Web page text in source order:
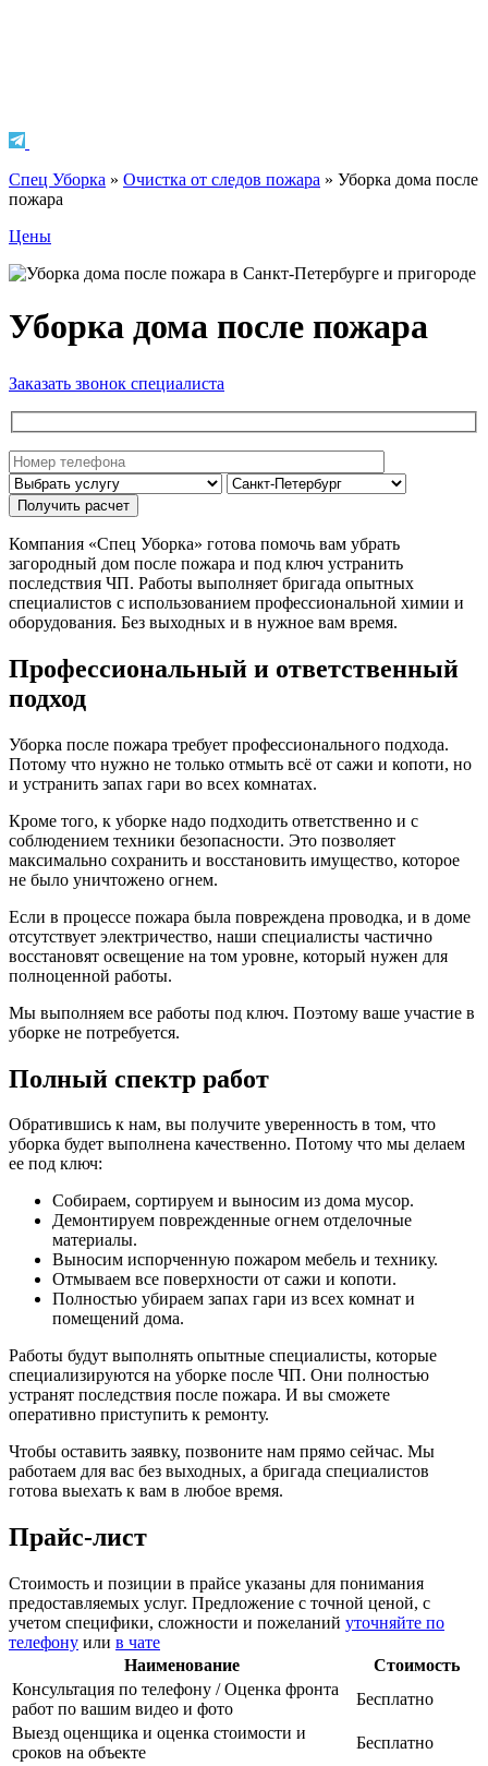
Спец Уборка » Очистка от следов пожара » Уборка дома после
пожара
Цены
Уборка дома после пожара
Заказать звонок специалиста
Компания «Спец Уборка» готова помочь вам убрать
загородный дом после пожара и под ключ устранить
последствия ЧП. Работы выполняет бригада опытных
специалистов с использованием профессиональной химии и
оборудования. Без выходных и в нужное вам время.
Профессиональный и ответственный
подход
Уборка после пожара требует профессионального подхода.
Потому что нужно не только отмыть всё от сажи и копоти, но
и устранить запах гари во всех комнатах.
Кроме того, к уборке надо подходить ответственно и с
соблюдением техники безопасности. Это позволяет
максимально сохранить и восстановить имущество, которое
не было уничтожено огнем.
Если в процессе пожара была повреждена проводка, и в доме
отсутствует электричество, наши специалисты частично
восстановят освещение на том уровне, который нужен для
полноценной работы.
Мы выполняем все работы под ключ. Поэтому ваше участие в
уборке не потребуется.
Полный спектр работ
Обратившись к нам, вы получите уверенность в том, что
уборка будет выполнена качественно. Потому что мы делаем
ее под ключ:
Собираем, сортируем и выносим из дома мусор.
Демонтируем поврежденные огнем отделочные
материалы.
Выносим испорченную пожаром мебель и технику.
Отмываем все поверхности от сажи и копоти.
Полностью убираем запах гари из всех комнат и
помещений дома.
Работы будут выполнять опытные специалисты, которые
специализируются на уборке после ЧП. Они полностью
устранят последствия после пожара. И вы сможете
оперативно приступить к ремонту.
Чтобы оставить заявку, позвоните нам прямо сейчас. Мы
работаем для вас без выходных, а бригада специалистов
готова выехать к вам в любое время.
Прайс-лист
Стоимость и позиции в прайсе указаны для понимания
предоставляемых услуг. Предложение с точной ценой, с
учетом специфики, сложности и пожеланий уточняйте по
телефону или в чате
Наименование
Стоимость
Консультация по телефону / Оценка фронта
работ по вашим видео и фото
Бесплатно
Выезд оценщика и оценка стоимости и
сроков на объекте
Бесплатно